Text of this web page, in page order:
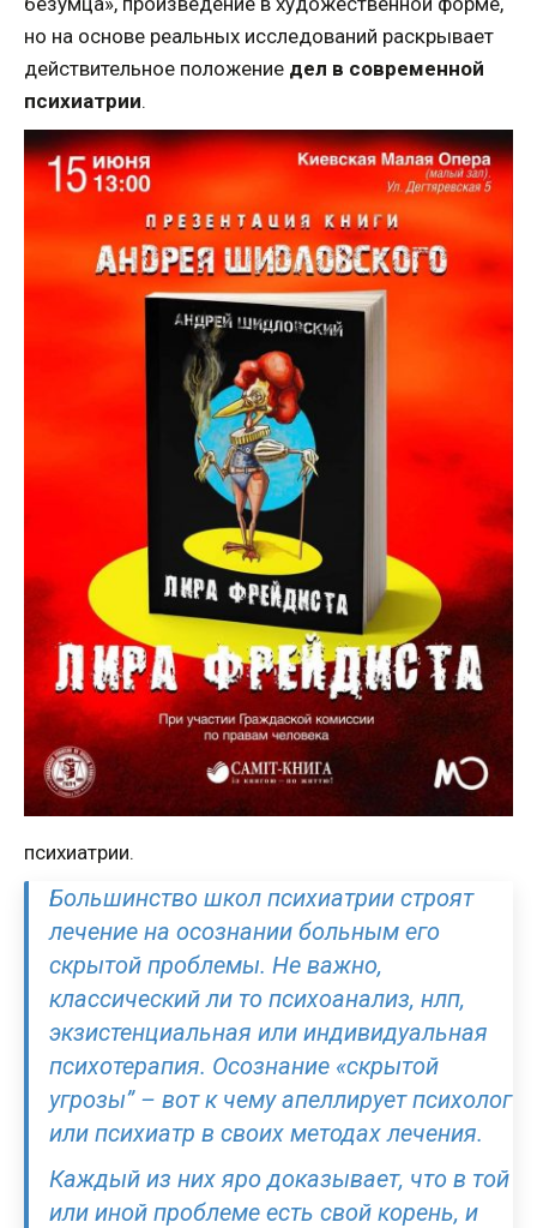
но на основе реальных исследований раскрывает
действительное положение дел в современной
психиатрии.
психиатрии.
Большинство школ психиатрии строят
лечение на осознании больным его
скрытой проблемы. Не важно,
классический ли то психоанализ, нлп,
экзистенциальная или индивидуальная
психотерапия. Осознание «скрытой
угрозы” – вот к чему апеллирует психолог
или психиатр в своих методах лечения.
Каждый из них яро доказывает, что в той
или иной проблеме есть свой корень, и